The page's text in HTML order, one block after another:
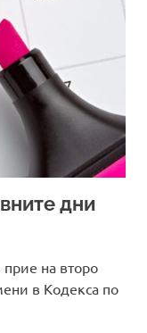
дни
на второ
в Кодекса по